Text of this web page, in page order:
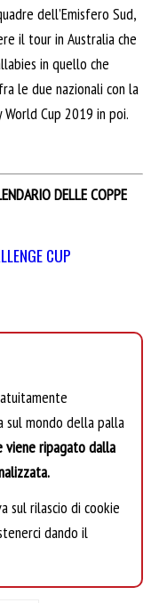
dell’Emisfero Sud,
il tour in Australia che
in quello che
le due nazionali con la
Cup 2019 in poi.
DELLE COPPE
CUP
sul mondo della palla
viene ripagato dalla
sul rilascio di cookie
dando il